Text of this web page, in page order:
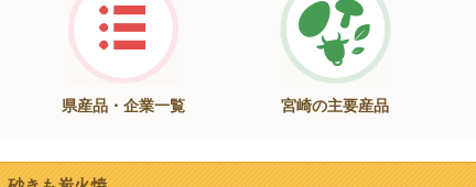
県産品・企業一覧 宮崎の主要産品